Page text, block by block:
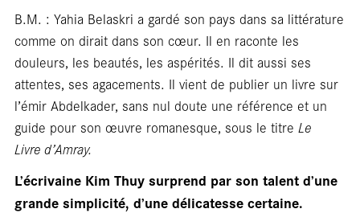
B.M. : Yahia Belaskri a gardé son pays dans sa littérature
comme on dirait dans son cœur. Il en raconte les
douleurs, les beautés, les aspérités. Il dit aussi ses
attentes, ses agacements. Il vient de publier un livre sur
l’émir Abdelkader, sans nul doute une référence et un
guide pour son œuvre romanesque, sous le titre Le
Livre d’Amray.
L’écrivaine Kim Thuy surprend par son talent d’une
grande simplicité, d’une délicatesse certaine.